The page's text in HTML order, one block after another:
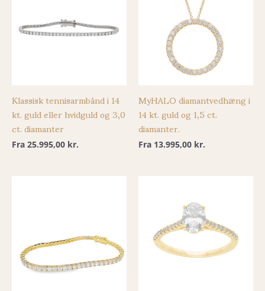
Klassisk tennisarmbånd i 14
kt. guld eller hvidguld og 3,0
ct. diamanter
Fra 25.995,00 kr.
MyHALO diamantvedhæng i
14 kt. guld og 1,5 ct.
diamanter.
Fra 13.995,00 kr.